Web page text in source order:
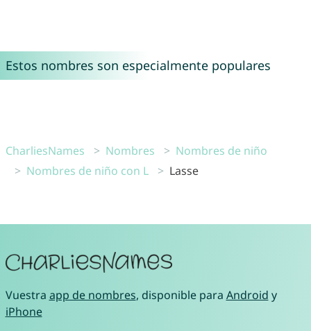
Estos nombres son especialmente populares
CharliesNames Nombres
Nombres de niño
Nombres de niño con L
Lasse
Vuestra app de nombres, disponible para Android y
iPhone